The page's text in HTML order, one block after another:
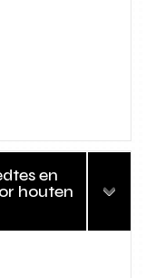
en
houten